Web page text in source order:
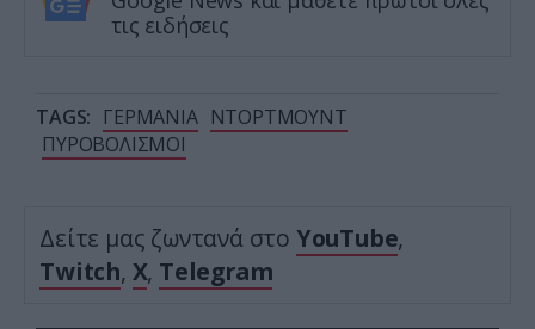
τις ειδήσεις
TAGS: ΓΕΡΜΑΝΙΑ ΝΤΟΡΤΜΟΥΝΤ
ΠΥΡΟΒΟΛΙΣΜΟΙ
Δείτε μας ζωντανά στο YouTube,
Twitch, X, Telegram